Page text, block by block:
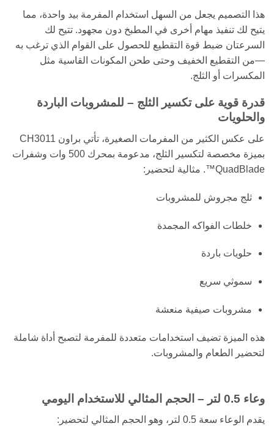
هذا التصميم يجعل من السهل استخدام المفرمة بيد واحدة، مما
يتيح لك تنفيذ مهام أخرى في المطبخ دون مجهود. تتيح لك
السرعتان ضبط قوة التقطيع للحصول على القوام الذي ترغب به
—من التقطيع الخفيف وحتى طحن المكونات القاسية مثل
المكسرات أو الثلج.
قدرة قوية على تكسير الثلج – للمشروبات الباردة
والحلويات
على عكس الكثير من المفرمات الصغيرة، تأتي براون CH3011
بميزة مخصصة لتكسير الثلج، مدعومة بمحرك 500 وات وشفرات
QuadBlade™. مثالية لتحضير:
ثلج مجروش للمشروبات
خلطات الفواكه المجمدة
حلويات باردة
سموثي سريع
مشروبات صيفية منعشة
هذه الميزة تضيف استخدامات متعددة للمفرمة لتصبح أداة شاملة
لتحضير الطعام والمشروبات.
وعاء 0.5 لتر – الحجم المثالي للاستخدام اليومي
يقدم الوعاء سعة 0.5 لتر، وهو الحجم المثالي لتحضير: